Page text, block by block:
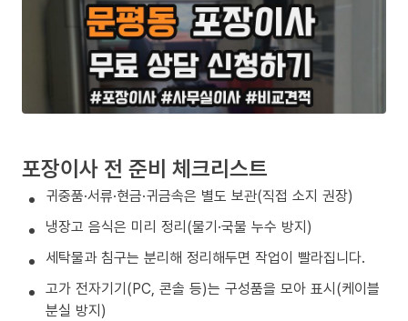
포장이사 전 준비 체크리스트
귀중품·서류·현금·귀금속은 별도 보관(직접 소지 권장)
냉장고 음식은 미리 정리(물기·국물 누수 방지)
세탁물과 침구는 분리해 정리해두면 작업이 빨라집니다.
고가 전자기기(PC, 콘솔 등)는 구성품을 모아 표시(케이블
분실 방지)